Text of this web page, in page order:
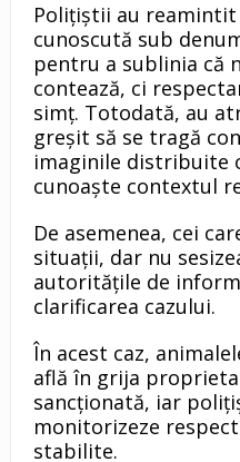
Polițiștii au reamintit
cunoscută sub
pentru a sublinia că
contează, ci
simț. Totodată, au
greșit să se tragă
imaginile distribuite
cunoaște contextul
De asemenea, cei
situații, dar nu
autoritățile de
clarificarea cazului.
În acest caz,
află în grija
sancționată, iar
monitorizeze
stabilite.